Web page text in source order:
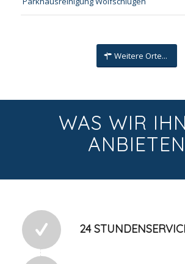
Weitere Orte...
WAS WIR
ANBIETEN
24